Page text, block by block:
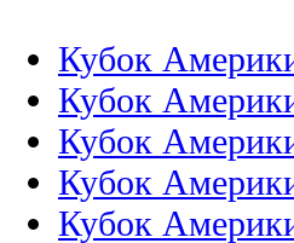
Кубок
Кубок
Кубок
Кубок
Кубок